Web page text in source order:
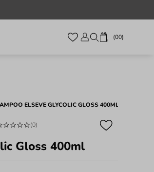
00
ELSEVE GLYCOLIC GLOSS 400ML
(0)
Gloss 400ml